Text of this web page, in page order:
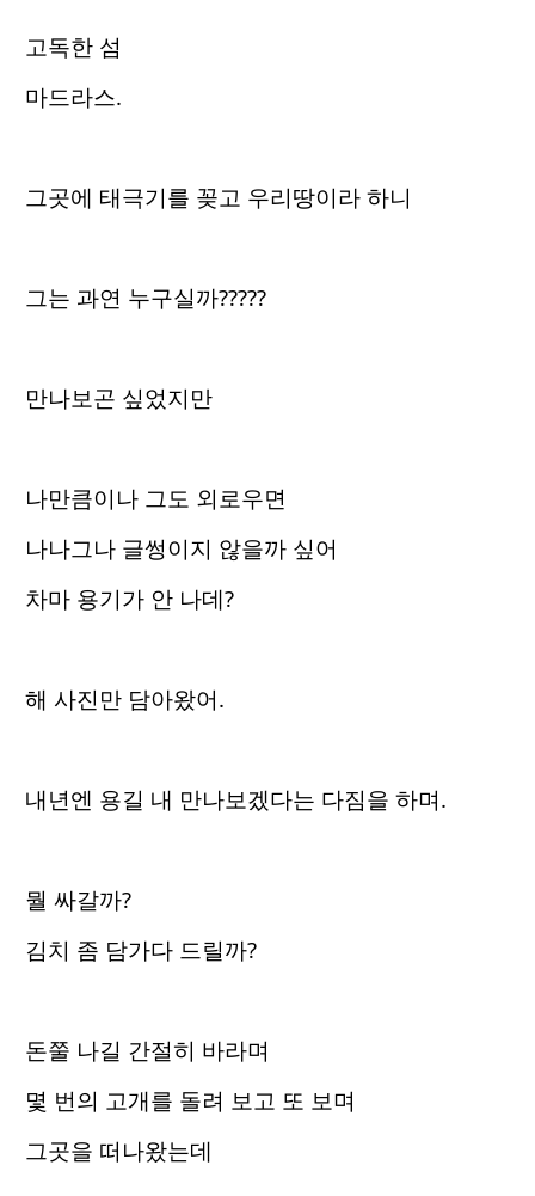
고독한 섬
마드라스.
그곳에 태극기를 꽂고 우리땅이라 하니
그는 과연 누구실까?????
만나보곤 싶었지만
나만큼이나 그도 외로우면
나나그나 글썽이지 않을까 싶어
차마 용기가 안 나데?
해 사진만 담아왔어.
내년엔 용길 내 만나보겠다는 다짐을 하며.
뭘 싸갈까?
김치 좀 담가다 드릴까?
돈쭐 나길 간절히 바라며
몇 번의 고개를 돌려 보고 또 보며
그곳을 떠나왔는데